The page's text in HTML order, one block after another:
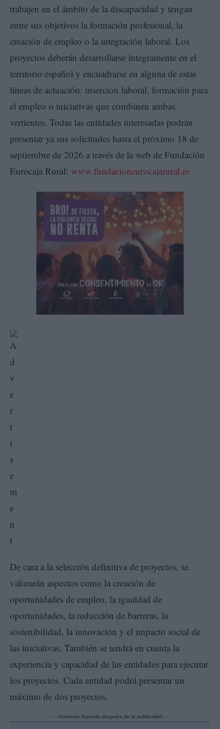
trabajen en el ámbito de la discapacidad y tengan
entre sus objetivos la formación profesional, la
creación de empleo o la integración laboral. Los
proyectos deberán desarrollarse íntegramente en el
territorio español y encuadrarse en alguna de estas
líneas de actuación: inserción laboral, formación para
el empleo o iniciativas que combinen ambas
vertientes. Todas las entidades interesadas podrán
presentar ya sus solicitudes hasta el próximo 18 de
septiembre de 2026 a través de la web de Fundación
Eurocaja Rural: www.fundacioneurocajarural.es
De cara a la selección definitiva de proyectos, se
valorarán aspectos como la creación de
oportunidades de empleo, la igualdad de
oportunidades, la reducción de barreras, la
sostenibilidad, la innovación y el impacto social de
las iniciativas. También se tendrá en cuenta la
experiencia y capacidad de las entidades para ejecutar
los proyectos. Cada entidad podrá presentar un
máximo de dos proyectos.
- - - Continúa leyendo después de la publicidad - - -